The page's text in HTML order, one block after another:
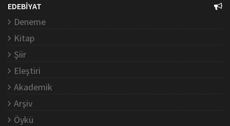
EDEBİYAT
Deneme
Kitap
Şiir
Eleştiri
Akademik
Arşiv
Öykü